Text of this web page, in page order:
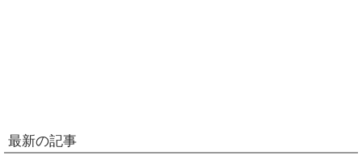
最新の記事